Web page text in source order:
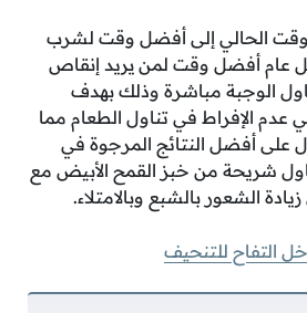
الحالي إلى أفضل وقت لشرب
عام أفضل وقت لمن يريد إنقاص
الوجبة مباشرة وذلك بهدف
عدم الإفراط في تناول الطعام مما
أفضل النتائج المرجوة في
شريحة من خبز القمح الأبيض مع
الشعور بالشبع وبالامتلاء.
التفاح للتنحيف